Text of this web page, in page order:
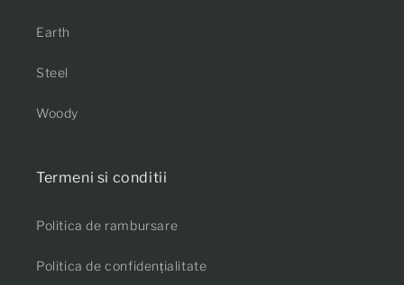
Earth
Steel
Woody
Termeni si conditii
Politica de rambursare
Politica de confidențialitate